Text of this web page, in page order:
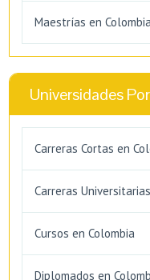
Maestrías en
Universidades
Carreras Cortas en
Carreras
Cursos en Colombia
Diplomados en